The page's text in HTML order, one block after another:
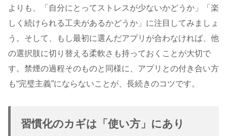
よりも、「自分にとってストレスが少ないかどうか」「楽
しく続けられる工夫があるかどうか」に注目してみましょ
う。そして、もし最初に選んだアプリが合わなければ、他
の選択肢に切り替える柔軟さも持っておくことが大切で
す。禁煙の過程そのものと同様に、アプリとの付き合い方
も“完璧主義”にならないことが、長続きのコツです。
習慣化のカギは「使い方」にあり